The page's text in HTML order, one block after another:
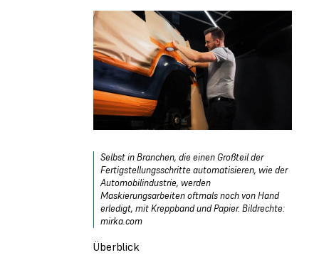
Selbst in Branchen, die einen Großteil der
Fertigstellungsschritte automatisieren, wie der
Automobilindustrie, werden
Maskierungsarbeiten oftmals noch von Hand
erledigt, mit Kreppband und Papier. Bildrechte:
mirka.com
Überblick